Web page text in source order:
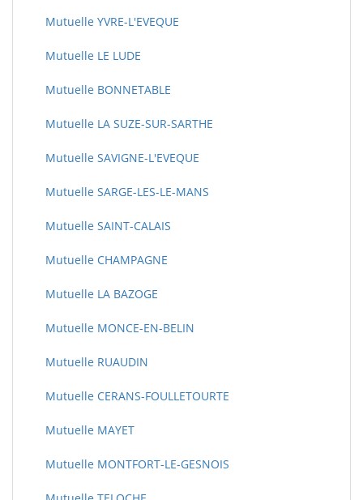
Mutuelle YVRE-L'EVEQUE
Mutuelle LE LUDE
Mutuelle BONNETABLE
Mutuelle LA SUZE-SUR-SARTHE
Mutuelle SAVIGNE-L'EVEQUE
Mutuelle SARGE-LES-LE-MANS
Mutuelle SAINT-CALAIS
Mutuelle CHAMPAGNE
Mutuelle LA BAZOGE
Mutuelle MONCE-EN-BELIN
Mutuelle RUAUDIN
Mutuelle CERANS-FOULLETOURTE
Mutuelle MAYET
Mutuelle MONTFORT-LE-GESNOIS